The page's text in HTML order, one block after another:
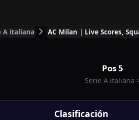
A italiana AC Milan | Live Scores,
Pos5
Serie A italiana
Clasificación